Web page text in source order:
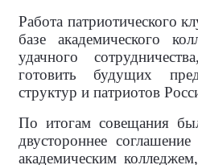
Работа патриотического
базе академического
удачного
готовить будущих
структур и патриотов
По итогам совещания
двустороннее
академическим